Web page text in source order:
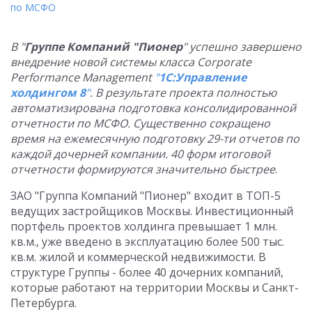
по МСФО
В "Группе Компаний "Пионер" успешно завершено
внедрение новой системы класса Corporate
PerformanceManagement "1С:Управление
холдингом 8". В результате проекта полностью
автоматизирована подготовка консолидированной
отчетности по МСФО. Существенно сокращено
время на ежемесячную подготовку 29-ти отчетов по
каждой дочерней компании. 40 форм итоговой
отчетности формируются значительно быстрее.
ЗАО "Группа Компаний "Пионер" входит в ТОП-5
ведущих застройщиков Москвы. Инвестиционный
портфель проектов холдинга превышает 1 млн.
кв.м., уже введено в эксплуатацию более 500 тыс.
кв.м. жилой и коммерческой недвижимости. В
структуре Группы - более 40 дочерних компаний,
которые работают на территории Москвы и Санкт-
Петербурга.